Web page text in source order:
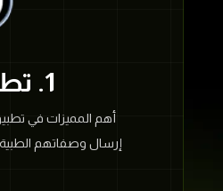
1. تطبيق الحل على الجوال
أهم المميزات في
إرسال وصفاتهم
الإلكترونية مباشرة من